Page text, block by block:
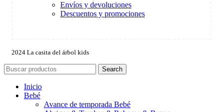
Envíos y devoluciones
Descuentos y promociones
2024 La casita del árbol kids
Search
Inicio
Bebé
Avance de temporada Bebé